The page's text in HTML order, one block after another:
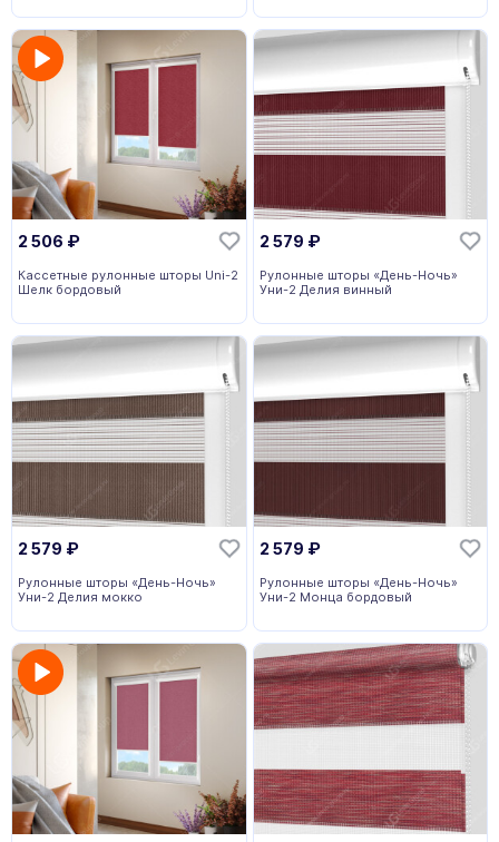
2 506 ₽
Кассетные рулонные шторы Uni-2
Шелк бордовый
2 579 ₽
Рулонные шторы «День-Ночь»
Уни-2 Делия винный
2 579 ₽
Рулонные шторы «День-Ночь»
Уни-2 Делия мокко
2 579 ₽
Рулонные шторы «День-Ночь»
Уни-2 Монца бордовый